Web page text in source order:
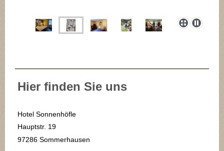
Hier finden Sie uns
Hotel Sonnenhöfle
Hauptstr. 19
97286 Sommerhausen